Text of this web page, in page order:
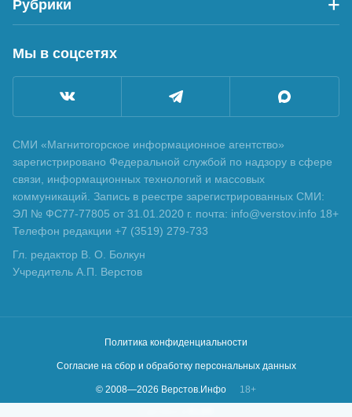
Рубрики
Мы в соцсетях
СМИ «Магнитогорское информационное агентство»
зарегистрировано Федеральной службой по надзору в сфере
связи, информационных технологий и массовых
коммуникаций. Запись в реестре зарегистрированных СМИ:
ЭЛ № ФС77-77805 от 31.01.2020 г. почта: info@verstov.info 18+
Телефон редакции +7 (3519) 279-733
Гл. редактор В. О. Болкун
Учредитель А.П. Верстов
Политика конфиденциальности
Согласие на сбор и обработку персональных данных
© 2008—2026 Верстов.Инфо
18+